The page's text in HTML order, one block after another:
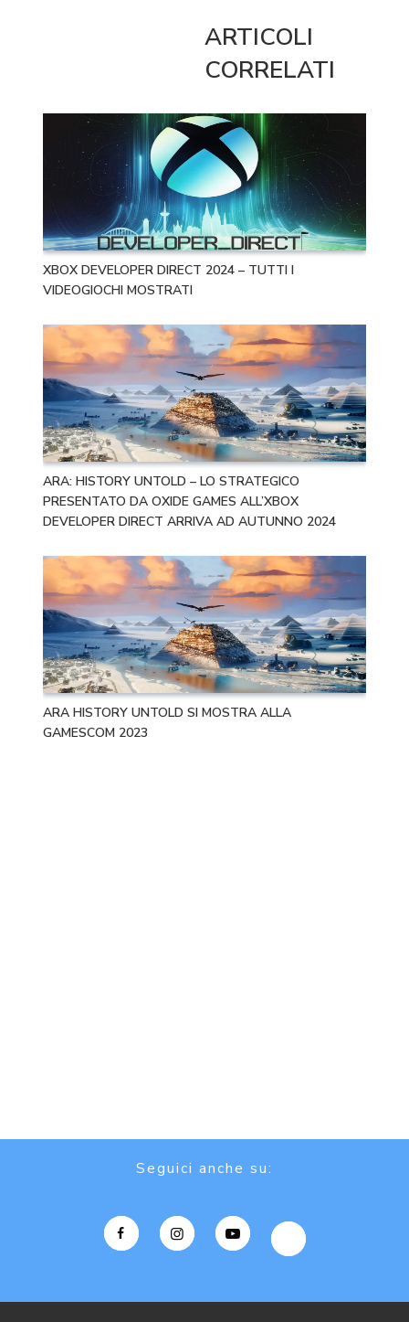
ARTICOLI
CORRELATI
XBOX DEVELOPER DIRECT 2024 – TUTTI I
VIDEOGIOCHI MOSTRATI
ARA: HISTORY UNTOLD – LO STRATEGICO
PRESENTATO DA OXIDE GAMES ALL’XBOX
DEVELOPER DIRECT ARRIVA AD AUTUNNO 2024
ARA HISTORY UNTOLD SI MOSTRA ALLA
GAMESCOM 2023
Seguici anche su: